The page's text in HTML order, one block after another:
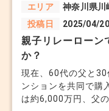
エリア
神奈川県川
投稿日
2025/04/20
親子リレーローン
か？
現在、60代の父と
ンションを共同で購
は約6,000万円、父